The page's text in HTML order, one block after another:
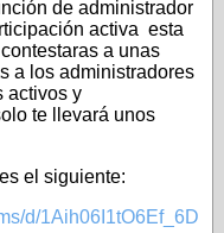
de administrador
activa esta
a unas
a los administradores
activos y
te llevará unos
el siguiente:
d/1Aih06I1tO6Ef_6D